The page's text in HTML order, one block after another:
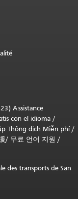
Assistance
con el idioma /
Thông dịch Miễn phí/
/ 무료 언어 지원 /
des transports de San